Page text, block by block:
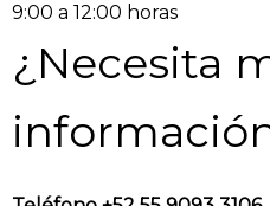
9:00 a 12:00 horas
¿Necesita